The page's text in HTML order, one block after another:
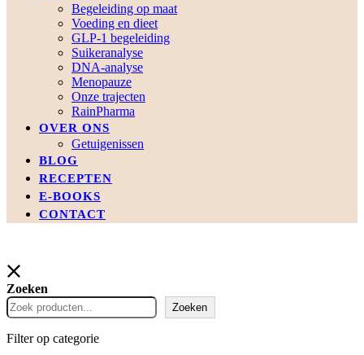
Begeleiding op maat
Voeding en dieet
GLP-1 begeleiding
Suikeranalyse
DNA-analyse
Menopauze
Onze trajecten
RainPharma
OVER ONS
Getuigenissen
BLOG
RECEPTEN
E-BOOKS
CONTACT
Zoeken
Zoeken
Filter op categorie